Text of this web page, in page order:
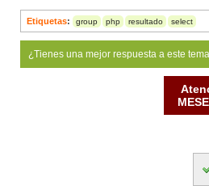
Etiquetas: group php resultado select
¿Tienes una mejor respuesta a este